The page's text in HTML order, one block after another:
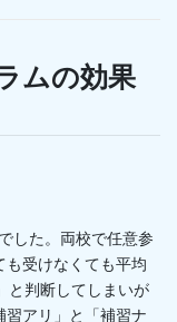
ムの効果
した。両校で任意参
も受けなくても平均
と判断してしまいが
習アリ」と「補習ナ